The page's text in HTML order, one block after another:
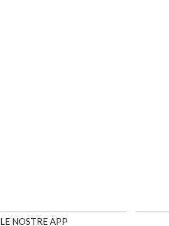
LE NOSTRE APP